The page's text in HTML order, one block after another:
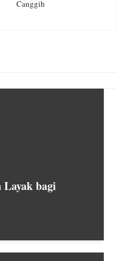
Canggih
Layak bagi